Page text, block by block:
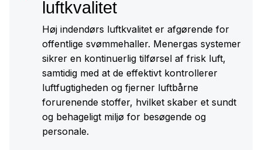
luftkvalitet
Høj indendørs luftkvalitet er afgørende for
offentlige svømmehaller. Menergas systemer
sikrer en kontinuerlig tilførsel af frisk luft,
samtidig med at de effektivt kontrollerer
luftfugtigheden og fjerner luftbårne
forurenende stoffer, hvilket skaber et sundt
og behageligt miljø for besøgende og
personale.